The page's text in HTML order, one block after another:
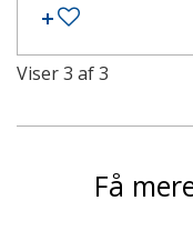
Tilføj til
Viser3 af3
Få